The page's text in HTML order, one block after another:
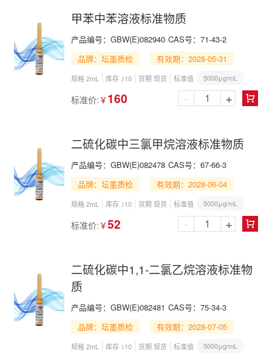
甲苯中苯溶液标准物质
产品编号： GBW(E)082940 CAS号： 71-43-2
品牌：坛墨质检
有效期：2028-05-31
规格 2mL 库存 ≥10 货期 现货 标准值 5000μg/mL
标准价: ￥ 160 
- +
二硫化碳中三氯甲烷溶液标准物质
产品编号： GBW(E)082478 CAS号： 67-66-3
品牌：坛墨质检
有效期：2028-06-04
规格 2mL 库存 ≥10 货期 现货 标准值 5000μg/mL
标准价: ￥52 
- +
二硫化碳中1,1-二氯乙烷溶液标准物
质
产品编号： GBW(E)082481 CAS号： 75-34-3
品牌：坛墨质检
有效期：2028-07-05
规格 2mL 库存 ≥10 货期 现货 标准值 5000μg/mL